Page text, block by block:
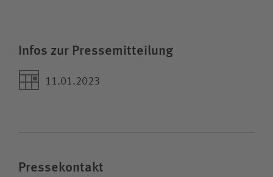
Infos zur Pressemitteilung
11.01.2023
Pressekontakt